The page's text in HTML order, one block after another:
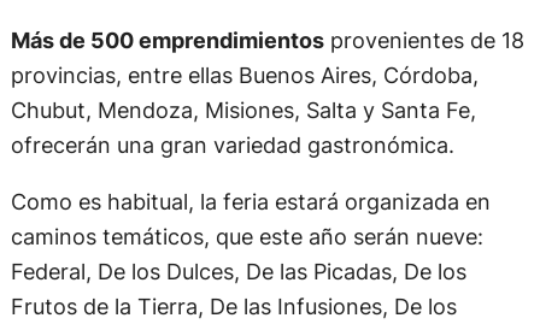
Más de 500 emprendimientosprovenientes de 18
provincias, entre ellas Buenos Aires, Córdoba,
Chubut, Mendoza, Misiones, Salta y Santa Fe,
ofrecerán una gran variedad gastronómica.
Como es habitual, la feria estará organizada en
caminos temáticos, que este año serán nueve:
Federal, De los Dulces, De las Picadas, De los
Frutos de la Tierra, De las Infusiones, De los